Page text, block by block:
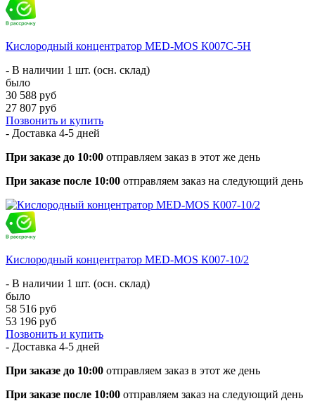
Кислородный концентратор MED-MOS К007С-5Н
- В наличии 1 шт. (осн. склад)
было
30 588 руб
27 807 руб
Позвонить и купить
- Доставка 4-5 дней
При заказе до 10:00 отправляем заказ в этот же день
При заказе после 10:00 отправляем заказ на следующий день
Кислородный концентратор MED-MOS К007-10/2
- В наличии 1 шт. (осн. склад)
было
58 516 руб
53 196 руб
Позвонить и купить
- Доставка 4-5 дней
При заказе до 10:00 отправляем заказ в этот же день
При заказе после 10:00 отправляем заказ на следующий день